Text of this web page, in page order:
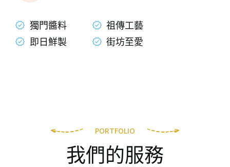
獨門醬料
即日鮮製
祖傳工藝
街坊至愛
PORTFOLIO
我們的服務